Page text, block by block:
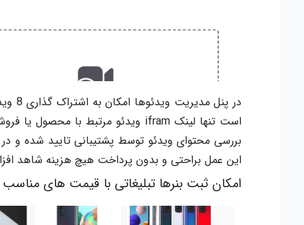
در
است تنها لینک ifram ویدئو مرتبط با محصول یا
بررسی محتوای ویدئو توسط پشتیبانی تایید شده و
این عمل براحتی و بدون پرداخت هیچ هزینه شاهد
امکان ثبت بنرها تبلیغاتی با قیمت های